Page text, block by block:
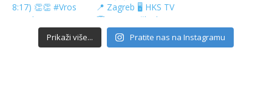
Prikaži više... Pratite nas na Instagramu